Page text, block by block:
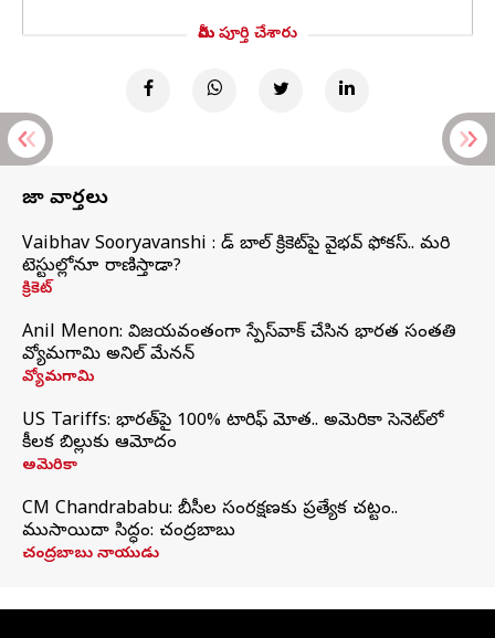
మీరు పూర్తి చేశారు
తాజా వార్తలు
Vaibhav Sooryavanshi : రెడ్ బాల్ క్రికెట్‌పై వైభవ్ ఫోకస్.. మరి
టెస్టుల్లోనూ రాణిస్తాడా?
క్రికెట్
Anil Menon: విజయవంతంగా స్పేస్‌వాక్‌ చేసిన భారత సంతతి
వ్యోమగామి అనిల్‌ మేనన్
వ్యోమగామి
US Tariffs: భారత్‌పై 100% టారిఫ్‌ మోత.. అమెరికా సెనెట్‌లో
కీలక బిల్లుకు ఆమోదం
అమెరికా
CM Chandrababu: బీసీల సంరక్షణకు ప్రత్యేక చట్టం..
ముసాయిదా సిద్ధం: చంద్రబాబు
చంద్రబాబు నాయుడు